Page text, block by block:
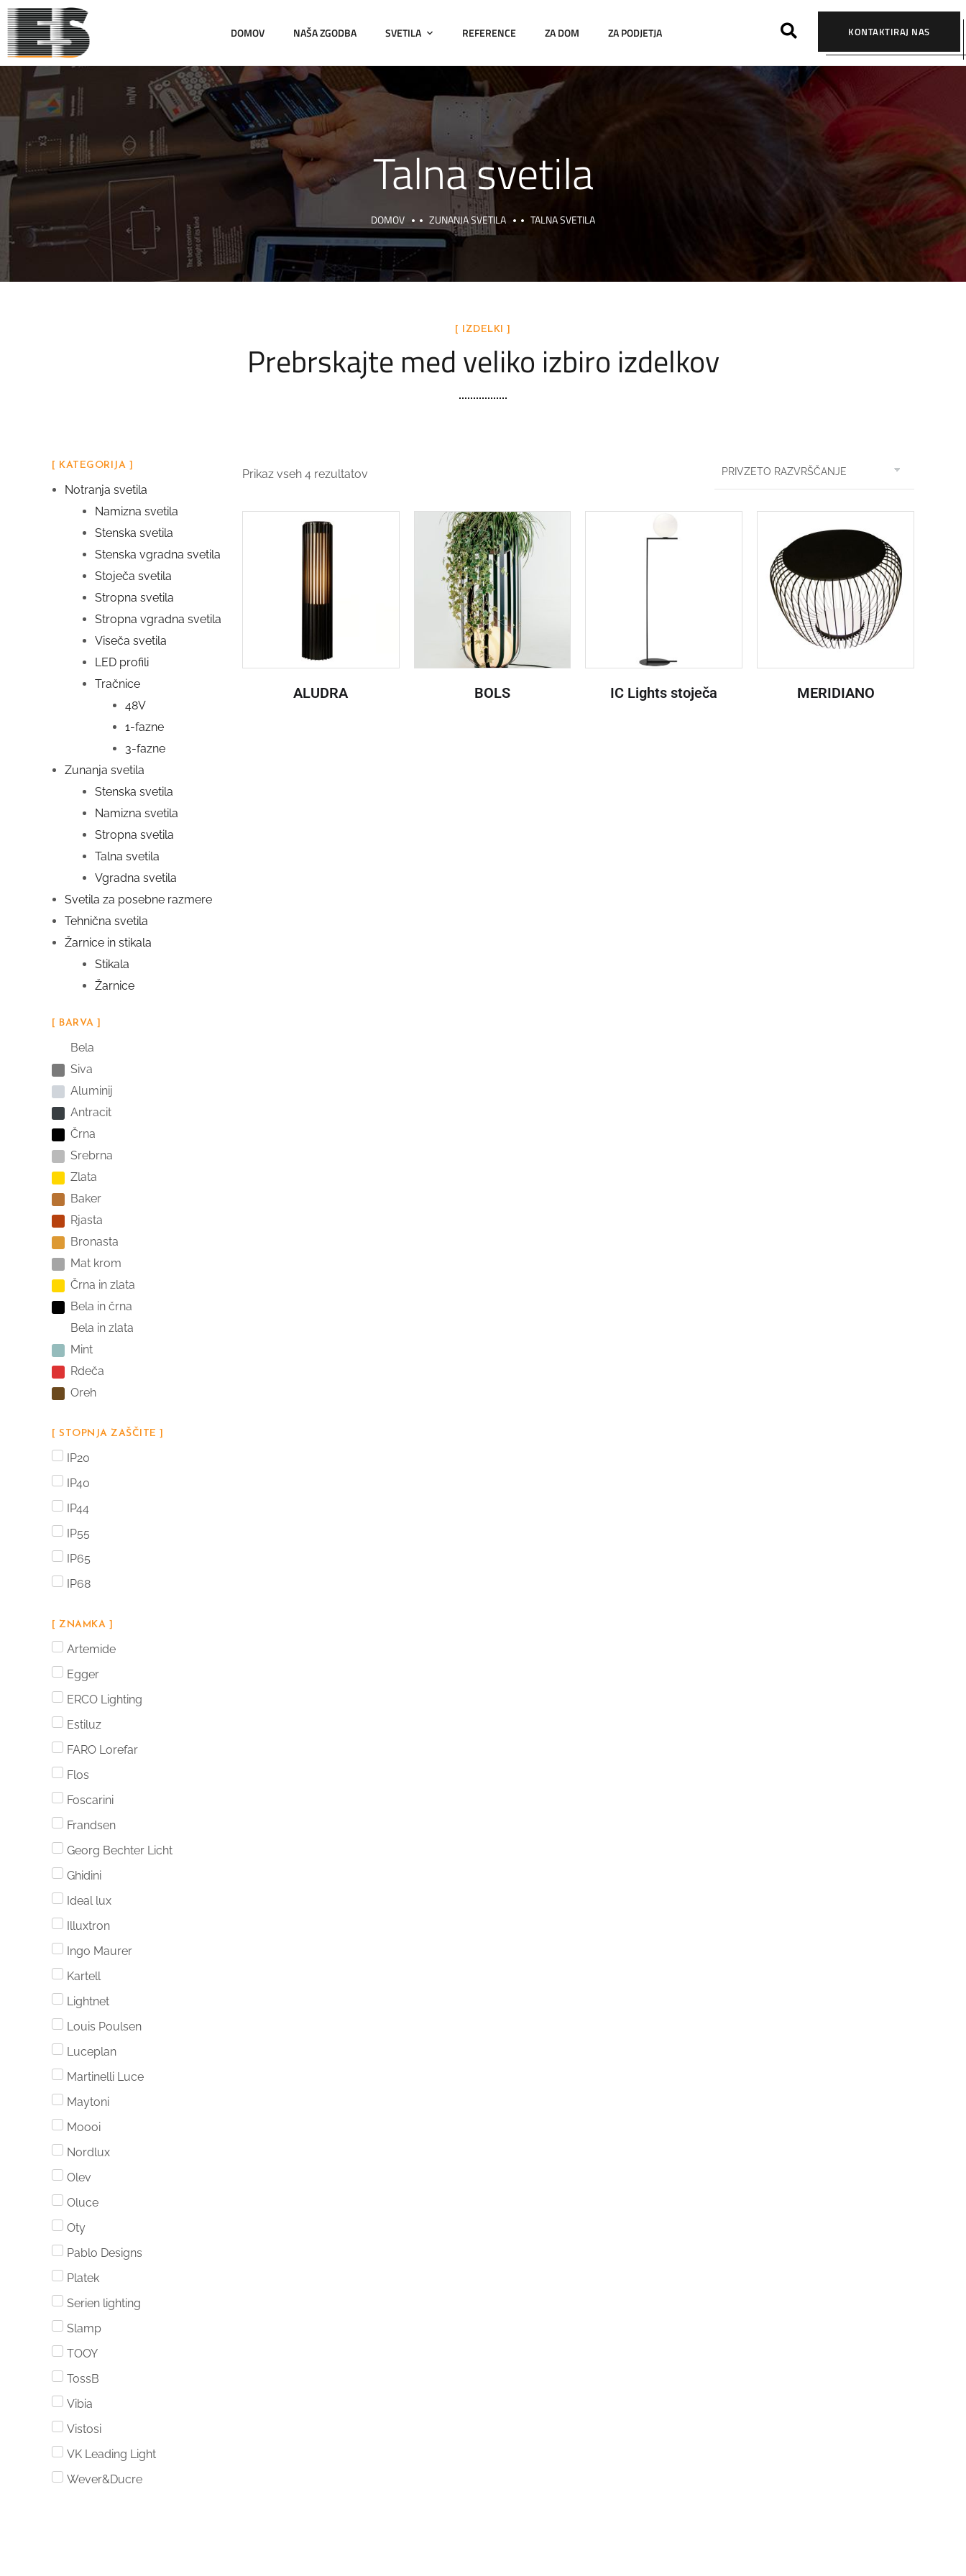
DOMOV NAŠA ZGODBA SVETILA REFERENCE ZA DOM ZA PODJETJA KONTAKTIRAJ NAS
Talna svetila
DOMOV ZUNANJA SVETILA TALNA SVETILA
[ IZDELKI ]
Prebrskajte med veliko izbiro izdelkov
[ KATEGORIJA ]
Notranja svetila
Namizna svetila
Stenska svetila
Stenska vgradna svetila
Stoječa svetila
Stropna svetila
Stropna vgradna svetila
Viseča svetila
LED profili
Tračnice
48V
1-fazne
3-fazne
Zunanja svetila
Stenska svetila
Namizna svetila
Stropna svetila
Talna svetila
Vgradna svetila
Svetila za posebne razmere
Tehnična svetila
Žarnice in stikala
Stikala
Žarnice
[ BARVA ]
Bela
Siva
Aluminij
Antracit
Črna
Srebrna
Zlata
Baker
Rjasta
Bronasta
Mat krom
Črna in zlata
Bela in črna
Bela in zlata
Mint
Rdeča
Oreh
[ STOPNJA ZAŠČITE ]
IP20
IP40
IP44
IP55
IP65
IP68
[ ZNAMKA ]
Artemide
Egger
ERCO Lighting
Estiluz
FARO Lorefar
Flos
Foscarini
Frandsen
Georg Bechter Licht
Ghidini
Ideal lux
Illuxtron
Ingo Maurer
Kartell
Lightnet
Louis Poulsen
Luceplan
Martinelli Luce
Maytoni
Moooi
Nordlux
Olev
Oluce
Oty
Pablo Designs
Platek
Serien lighting
Slamp
TOOY
TossB
Vibia
Vistosi
VK Leading Light
Wever&Ducre
Prikaz vseh 4 rezultatov
ALUDRA BOLS IC Lights stoječa MERIDIANO